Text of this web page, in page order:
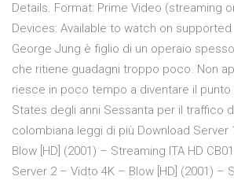
Details. Format: Prime Video (streaming
Devices: Available to watch on
George Jung è figlio di un operaio
che ritiene guadagni troppo poco. Non
riesce in poco tempo a diventare il
States degli anni Sessanta per il traffico
colombiana.leggi di più Download Server
Blow [HD] (2001) – Streaming ITA HD
Server 2 – Vidto 4K – Blow [HD] (2001) –